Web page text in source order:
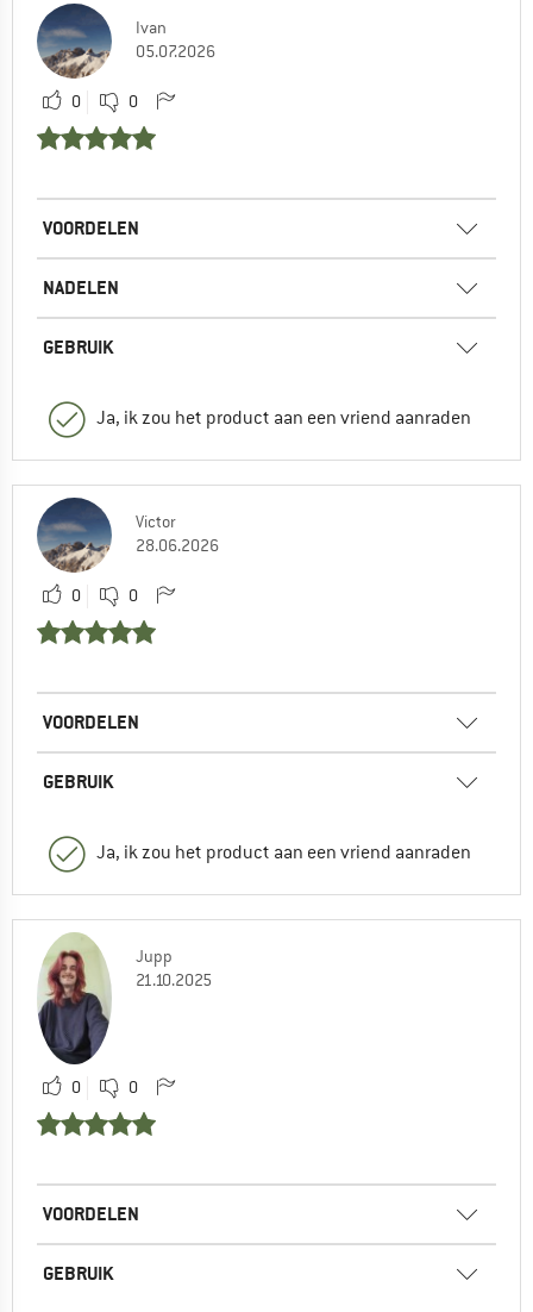
Ivan
05.07.2026
0 0
VOORDELEN
NADELEN
GEBRUIK
Ja, ik zou het product aan een vriend aanraden
Victor
28.06.2026
0 0
VOORDELEN
GEBRUIK
Ja, ik zou het product aan een vriend aanraden
Jupp
21.10.2025
0 0
VOORDELEN
GEBRUIK